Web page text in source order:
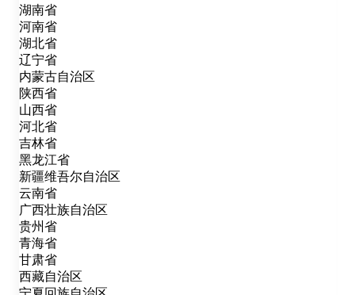
湖南省
河南省
湖北省
辽宁省
内蒙古自治区
陕西省
山西省
河北省
吉林省
黑龙江省
新疆维吾尔自治区
云南省
广西壮族自治区
贵州省
青海省
甘肃省
西藏自治区